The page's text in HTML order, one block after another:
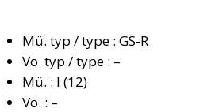
Mü. typ / type : GS-R
Vo. typ / type : –
Mü. : I (12)
Vo. : –